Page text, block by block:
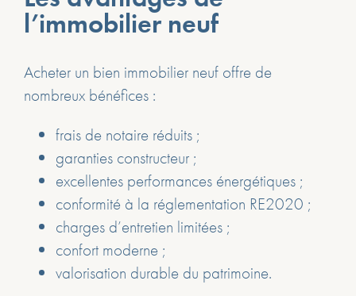
l’immobilier neuf
Acheter un bien immobilier neuf offre de
nombreux bénéfices :
frais de notaire réduits ;
garanties constructeur ;
excellentes performances énergétiques ;
conformité à la réglementation RE2020 ;
charges d’entretien limitées ;
confort moderne ;
valorisation durable du patrimoine.